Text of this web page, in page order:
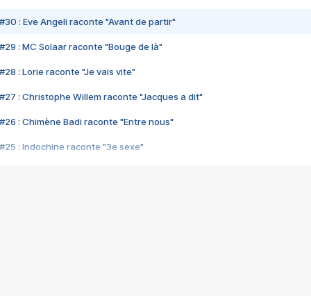
#30 : Eve Angeli raconte "Avant de partir"
#29 : MC Solaar raconte "Bouge de là"
#28 : Lorie raconte "Je vais vite"
#27 : Christophe Willem raconte "Jacques a dit"
#26 : Chimène Badi raconte "Entre nous"
#25 : Indochine raconte "3e sexe"